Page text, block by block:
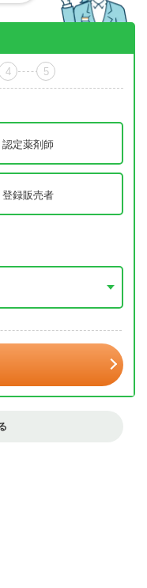
4 5
認定薬剤師
登録販売者